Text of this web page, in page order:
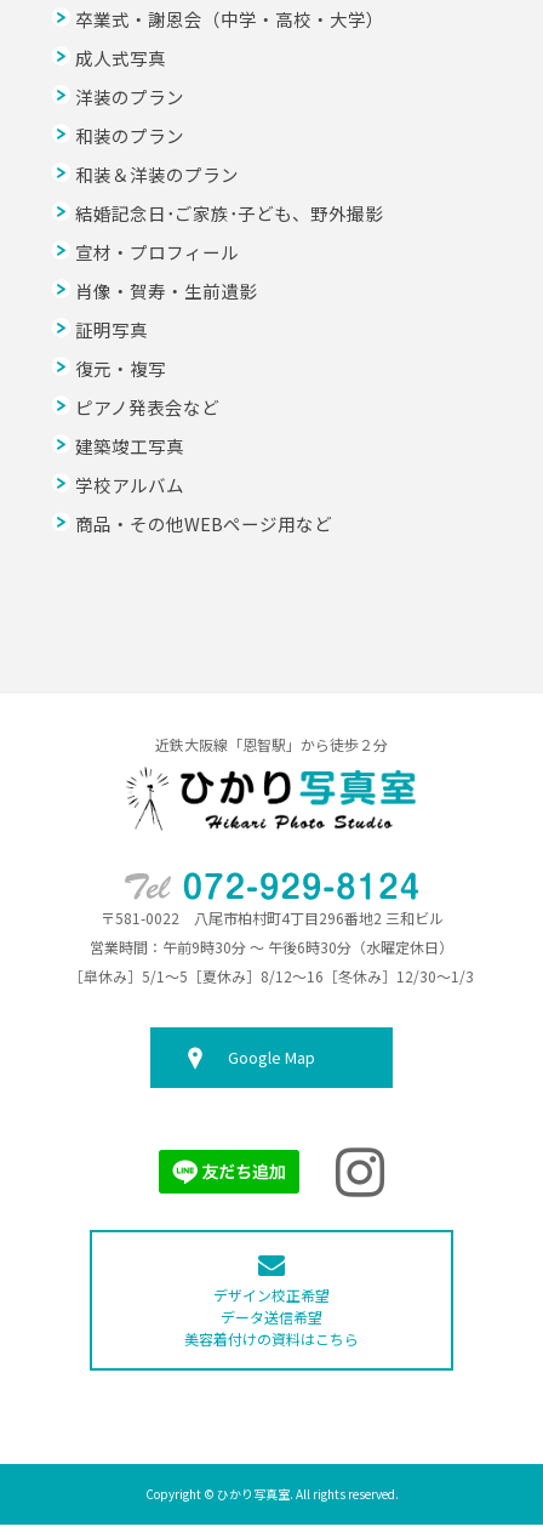
卒業式・謝恩会（中学・高校・大学）
成人式写真
洋装のプラン
和装のプラン
和装＆洋装のプラン
結婚記念日･ご家族･子ども、野外撮影
宣材・プロフィール
肖像・賀寿・生前遺影
証明写真
復元・複写
ピアノ発表会など
建築竣工写真
学校アルバム
商品・その他WEBページ用など
近鉄大阪線「恩智駅」から徒歩２分
〒581-0022 八尾市柏村町4丁目296番地2 三和ビル
営業時間：午前9時30分 ～ 午後6時30分（水曜定休日）
［皐休み］5/1～5［夏休み］8/12～16［冬休み］12/30～1/3
Google Map
デザイン校正希望
データ送信希望
美容着付けの資料はこちら
Copyright © ひかり写真室. All rights reserved.